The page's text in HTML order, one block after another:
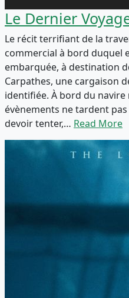
Le Dernier
Le récit terrifiant de la
commercial à bord duquel
embarquée, à destination
Carpathes, une cargaison
identifiée. À bord du navire
évènements ne tardent
devoir tenter,… Read More